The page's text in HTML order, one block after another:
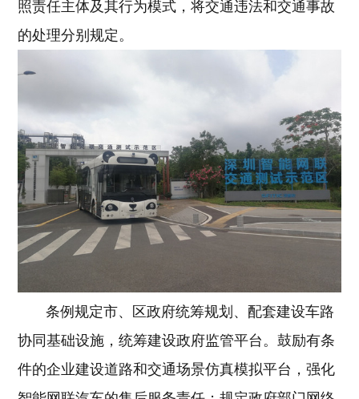
照责任主体及其行为模式，将交通违法和交通事故
的处理分别规定。
条例规定市、区政府统筹规划、配套建设车路
协同基础设施，统筹建设政府监管平台。鼓励有条
件的企业建设道路和交通场景仿真模拟平台，强化